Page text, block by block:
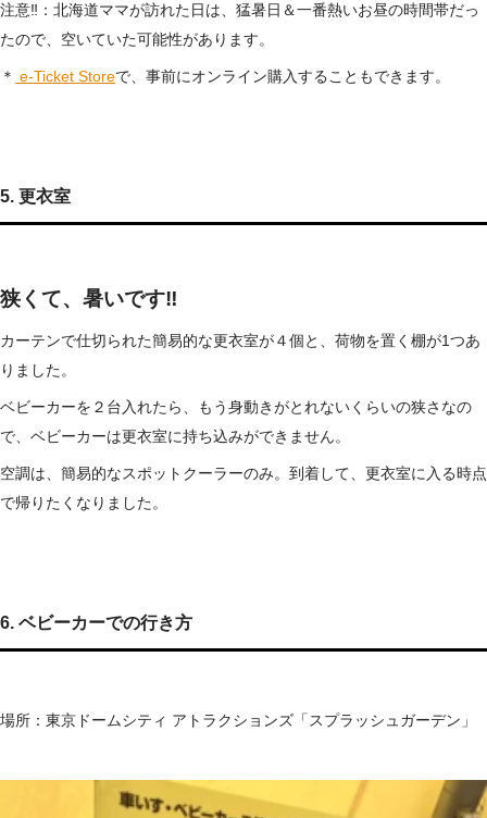
注意‼：北海道ママが訪れた日は、猛暑日＆一番熱いお昼の時間帯だっ
たので、空いていた可能性があります。
＊ e-Ticket Storeで、事前にオンライン購入することもできます。
5. 更衣室
狭くて、暑いです‼
カーテンで仕切られた簡易的な更衣室が４個と、荷物を置く棚が1つあ
りました。
ベビーカーを２台入れたら、もう身動きがとれないくらいの狭さなの
で、ベビーカーは更衣室に持ち込みができません。
空調は、簡易的なスポットクーラーのみ。到着して、更衣室に入る時点
で帰りたくなりました。
6. ベビーカーでの行き方
場所：東京ドームシティ アトラクションズ「スプラッシュガーデン」